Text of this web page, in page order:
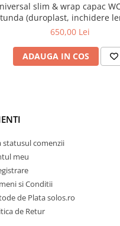
slim & wrap capac
(duroplast, inchidere
close, detasabil cu balamale
650,00 Lei
ADAUGA IN COS
statusul comenzii
meu
si Conditii
de Plata solos.ro
de Retur